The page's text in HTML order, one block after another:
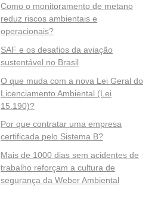
Como o monitoramento de metano
reduz riscos ambientais e
operacionais?
SAF e os desafios da aviação
sustentável no Brasil
O que muda com a nova Lei Geral do
Licenciamento Ambiental (Lei
15.190)?
Por que contratar uma empresa
certificada pelo Sistema B?
Mais de 1000 dias sem acidentes de
trabalho reforçam a cultura de
segurança da Weber Ambiental